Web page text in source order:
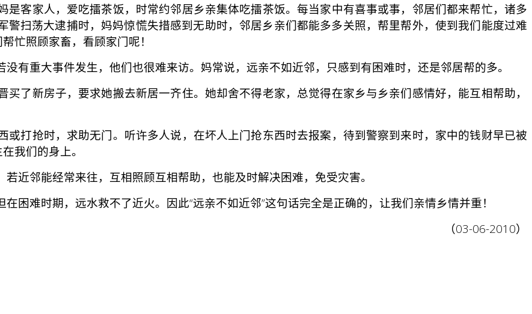
客家人，爱吃擂茶饭，时常约邻居乡亲集体吃擂茶饭。每当家中有喜事或事，邻居们都来帮忙，诸多
扫荡大逮捕时，妈妈惊慌失措感到无助时，邻居乡亲们都能多多关照，帮里帮外，使到我们能度过难
忙照顾家畜，看顾家门呢！
有重大事件发生，他们也很难来访。妈常说，远亲不如近邻，只感到有困难时，还是邻居帮的多。
了新房子，要求她搬去新居一齐住。她却舍不得老家，总觉得在家乡与乡亲们感情好，能互相帮助，
打抢时，求助无门。听许多人说，在坏人上门抢东西时去报案，待到警察到来时，家中的钱财早已被
我们的身上。
近邻能经常来往，互相照顾互相帮助，也能及时解决困难，免受灾害。
难时期，远水救不了近火。因此“远亲不如近邻”这句话完全是正确的，让我们亲情乡情并重！
（03-06-2010）